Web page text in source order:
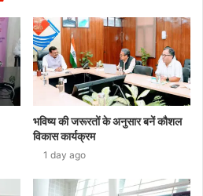
भविष्य की जरूरतों के अनुसार बनें कौशल
विकास कार्यक्रम
1 day ago